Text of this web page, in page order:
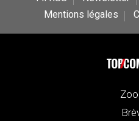
Mentions légales